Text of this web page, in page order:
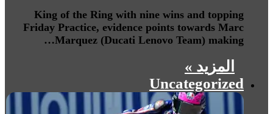
King of the Ring with nine wins and topping
Friday Practice, evidence points towards Marc
Marquez (Ducati Lenovo Team) making…
المزيد »
Uncategorized